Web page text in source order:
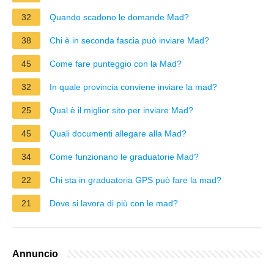
32 Quando scadono le domande Mad?
38 Chi è in seconda fascia può inviare Mad?
45 Come fare punteggio con la Mad?
32 In quale provincia conviene inviare la mad?
25 Qual è il miglior sito per inviare Mad?
45 Quali documenti allegare alla Mad?
34 Come funzionano le graduatorie Mad?
22 Chi sta in graduatoria GPS può fare la mad?
21 Dove si lavora di più con le mad?
Annuncio